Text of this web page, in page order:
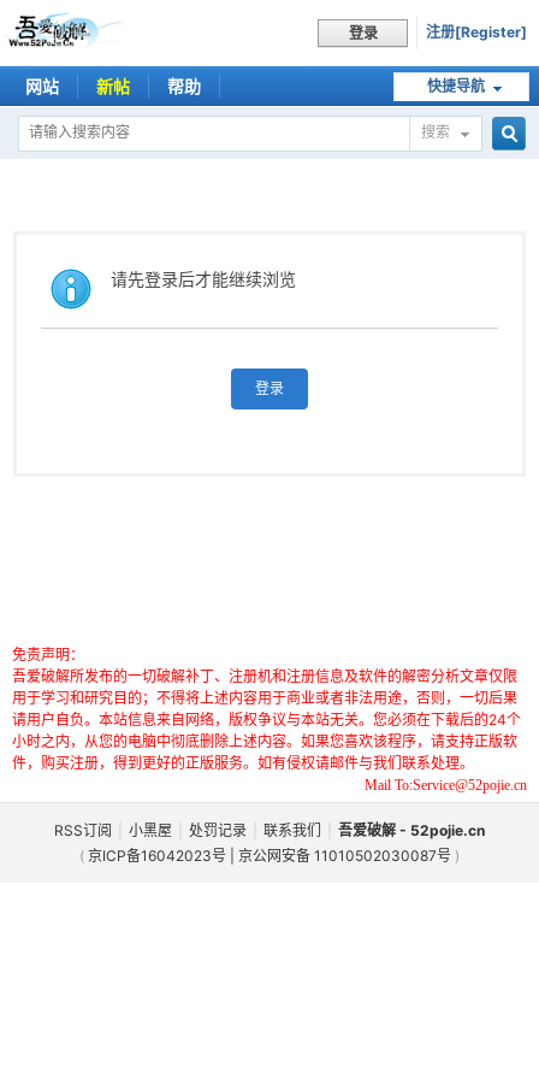
登录 注册[Register]
快捷导航
网站 新帖 帮助
搜索
请先登录后才能继续浏览
登录
免责声明：
吾爱破解所发布的一切破解补丁、注册机和注册信息及软件的解密分析文章仅限
用于学习和研究目的；不得将上述内容用于商业或者非法用途，否则，一切后果
请用户自负。本站信息来自网络，版权争议与本站无关。您必须在下载后的24个
小时之内，从您的电脑中彻底删除上述内容。如果您喜欢该程序，请支持正版软
件，购买注册，得到更好的正版服务。如有侵权请邮件与我们联系处理。
Mail To:Service@52pojie.cn
RSS订阅 小黑屋 处罚记录 联系我们
吾爱破解 - 52pojie.cn
( 京ICP备16042023号 | 京公网安备 11010502030087号 )